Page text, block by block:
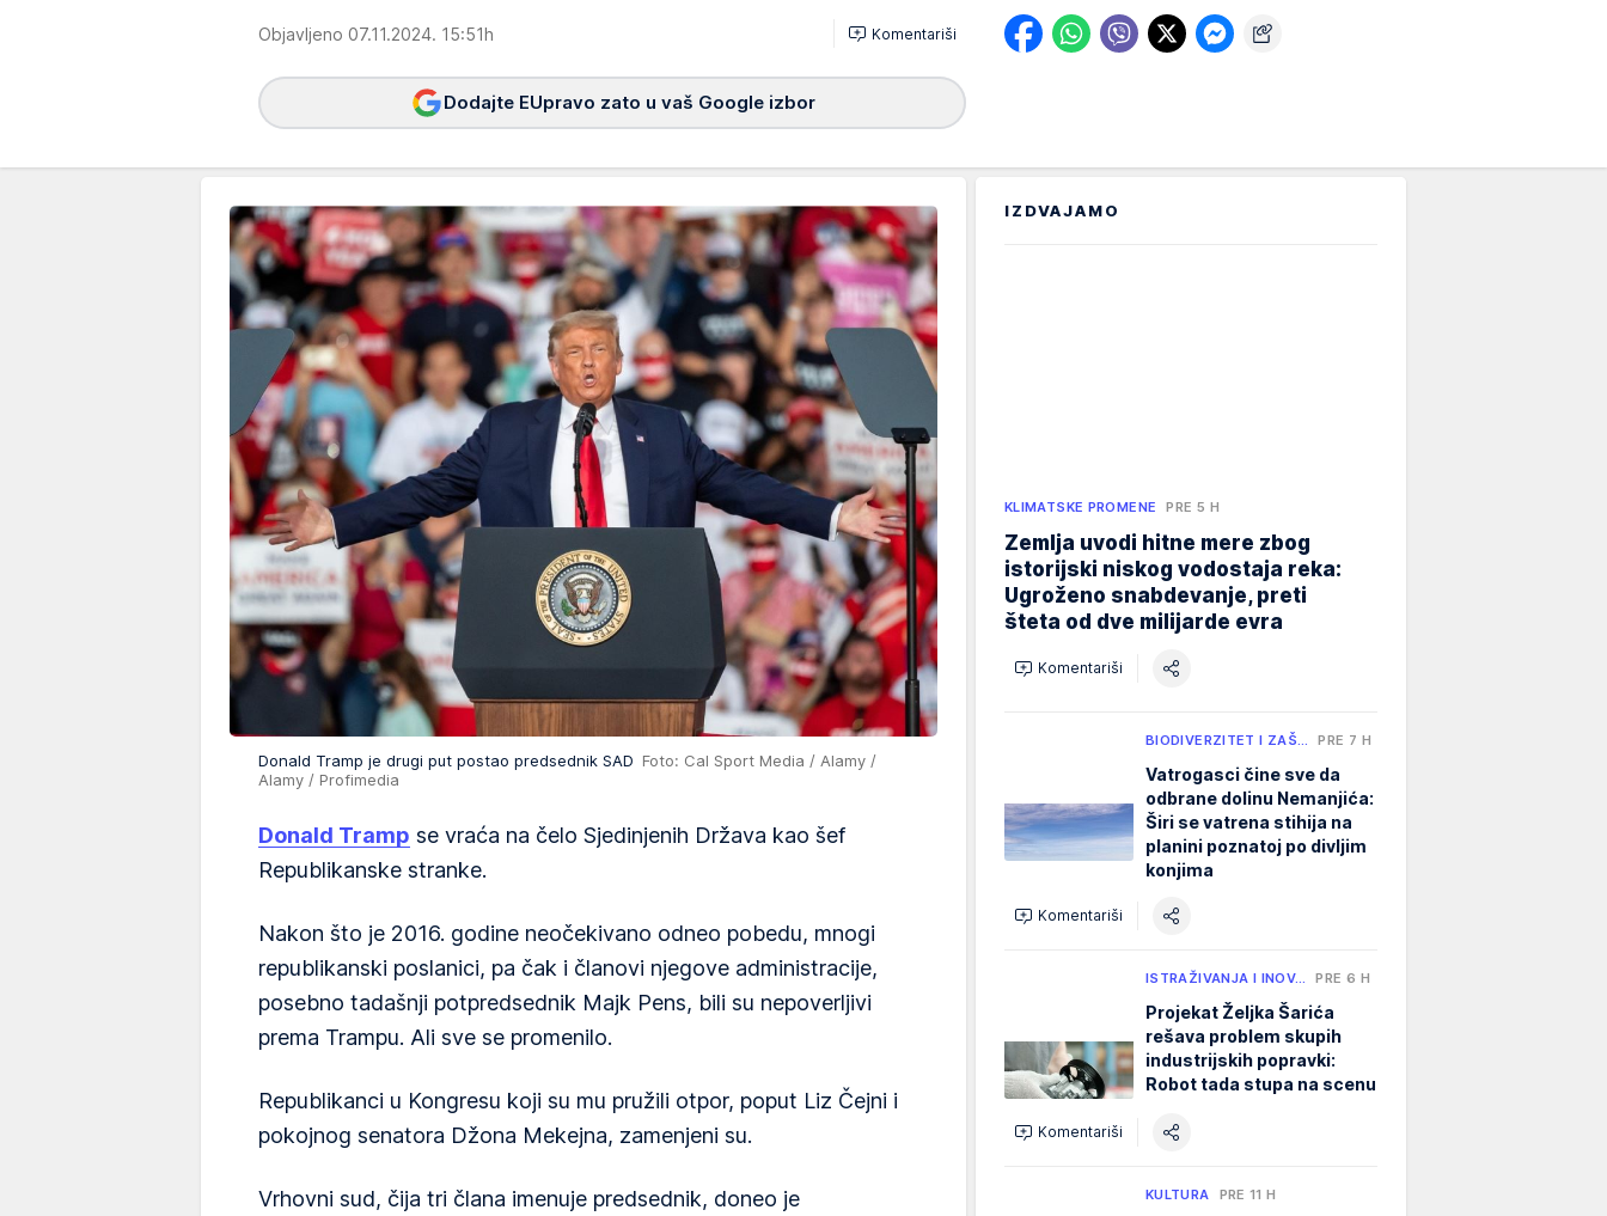
Objavljeno 07.11.2024. 15:51h Komentariši
Dodajte EUpravo zato u vaš Google izbor
Donald Tramp je drugi put postao predsednik SAD Foto: Cal Sport Media / Alamy /
Alamy / Profimedia
Donald Tramp se vraća na čelo Sjedinjenih Država kao šef
Republikanske stranke.
Nakon što je 2016. godine neočekivano odneo pobedu, mnogi
republikanski poslanici, pa čak i članovi njegove administracije,
posebno tadašnji potpredsednik Majk Pens, bili su nepoverljivi
prema Trampu. Ali sve se promenilo.
Republikanci u Kongresu koji su mu pružili otpor, poput Liz Čejni i
pokojnog senatora Džona Mekejna, zamenjeni su.
Vrhovni sud, čija tri člana imenuje predsednik, doneo je
IZDVAJAMO
KLIMATSKE PROMENE PRE 5 H
Zemlja uvodi hitne mere zbog
istorijski niskog vodostaja reka:
Ugroženo snabdevanje, preti
šteta od dve milijarde evra
Komentariši
BIODIVERZITET I ZAŠ… PRE 7 H
Vatrogasci čine sve da
odbrane dolinu Nemanjića:
Širi se vatrena stihija na
planini poznatoj po divljim
konjima
Komentariši
ISTRAŽIVANJA I INOV… PRE 6 H
Projekat Željka Šarića
rešava problem skupih
industrijskih popravki:
Robot tada stupa na scenu
Komentariši
KULTURA PRE 11 H